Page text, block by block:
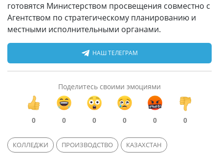
готовятся Министерством просвещения совместно с
Агентством по стратегическому планированию и
местными исполнительными органами.
НАШ ТЕЛЕГРАМ
Поделитесь своими эмоциями
0 0 0 0 0 0
КОЛЛЕДЖИ ПРОИЗВОДСТВО КАЗАХСТАН